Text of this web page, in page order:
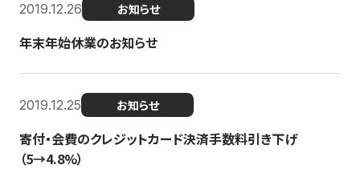
2019.12.26 お知らせ
年末年始休業のお知らせ
2019.12.25 お知らせ
寄付・会費のクレジットカード決済手数料引き下げ
（5→4.8%）